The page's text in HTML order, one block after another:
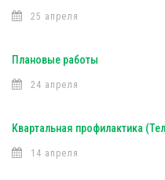
25 апреля
Плановые работы
24 апреля
Квартальная профилактика
14 апреля